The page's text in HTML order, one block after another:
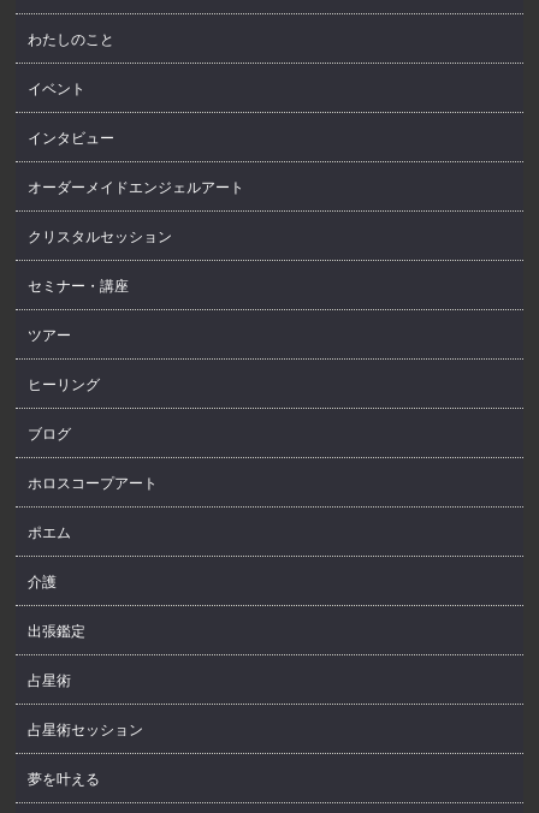
わたしのこと
イベント
インタビュー
オーダーメイドエンジェルアート
クリスタルセッション
セミナー・講座
ツアー
ヒーリング
ブログ
ホロスコープアート
ポエム
介護
出張鑑定
占星術
占星術セッション
夢を叶える